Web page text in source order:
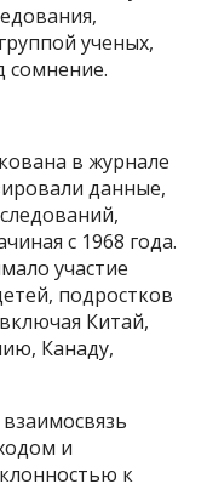
ученых,
сомнение.
в журнале
данные,
с 1968 года.
участие
подростков
Китай,
Канаду,
и
к